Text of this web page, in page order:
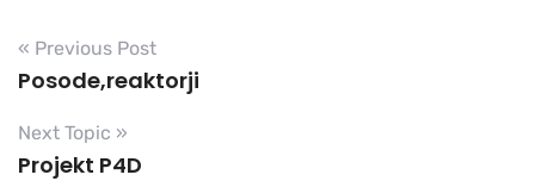
« Previous Post
Posode,reaktorji
Next Topic »
Projekt P4D